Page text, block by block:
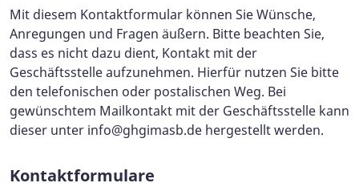
Mit diesem Kontaktformular können Sie Wünsche,
Anregungen und Fragen äußern. Bitte beachten Sie,
dass es nicht dazu dient, Kontakt mit der
Geschäftsstelle aufzunehmen. Hierfür nutzen Sie bitte
den telefonischen oder postalischen Weg. Bei
gewünschtem Mailkontakt mit der Geschäftsstelle kann
dieser unter info@ghgimasb.de hergestellt werden.
Kontaktformulare